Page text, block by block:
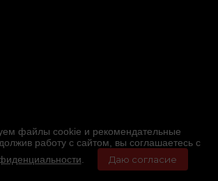
файлы cookie и рекомендательные
работу с сайтом, вы соглашаетесь с
Даю согласие